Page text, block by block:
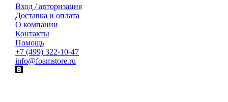
Вход / авторизация
Доставка и оплата
О компании
Контакты
Помощь
+7 (499) 322-10-47
info@foamstore.ru